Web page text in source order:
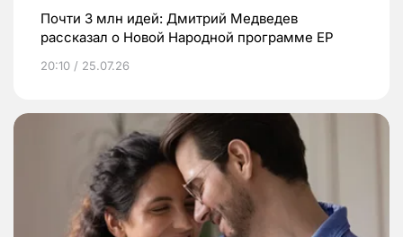
Почти 3 млн идей: Дмитрий Медведев
рассказал о Новой Народной программе ЕР
20:10 / 25.07.26